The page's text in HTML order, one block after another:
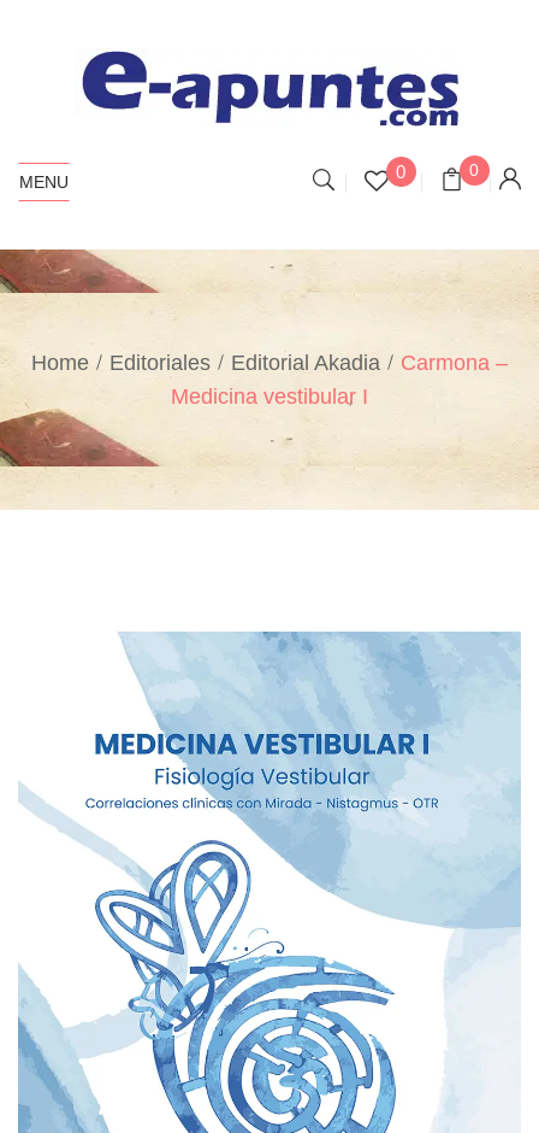
MENU 0 0
Home Editoriales Editorial Akadia
Carmona –
Medicina vestibular I